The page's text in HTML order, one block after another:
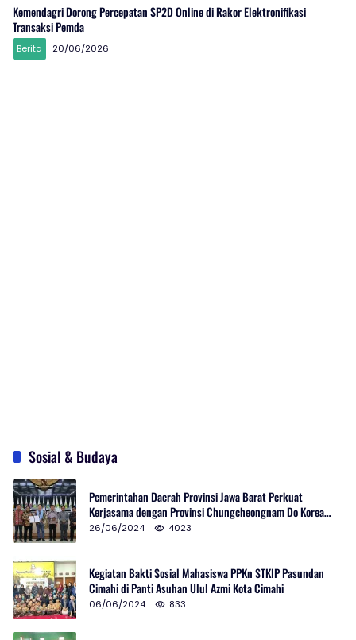
Kemendagri Dorong Percepatan SP2D Online di Rakor Elektronifikasi
Transaksi Pemda
Berita 20/06/2026
Sosial & Budaya
Pemerintahan Daerah Provinsi Jawa Barat Perkuat
Kerjasama dengan Provinsi Chungcheongnam Do Korea
Selatan
26/06/2024 4023
Kegiatan Bakti Sosial Mahasiswa PPKn STKIP Pasundan
Cimahi di Panti Asuhan Ulul Azmi Kota Cimahi
06/06/2024 833